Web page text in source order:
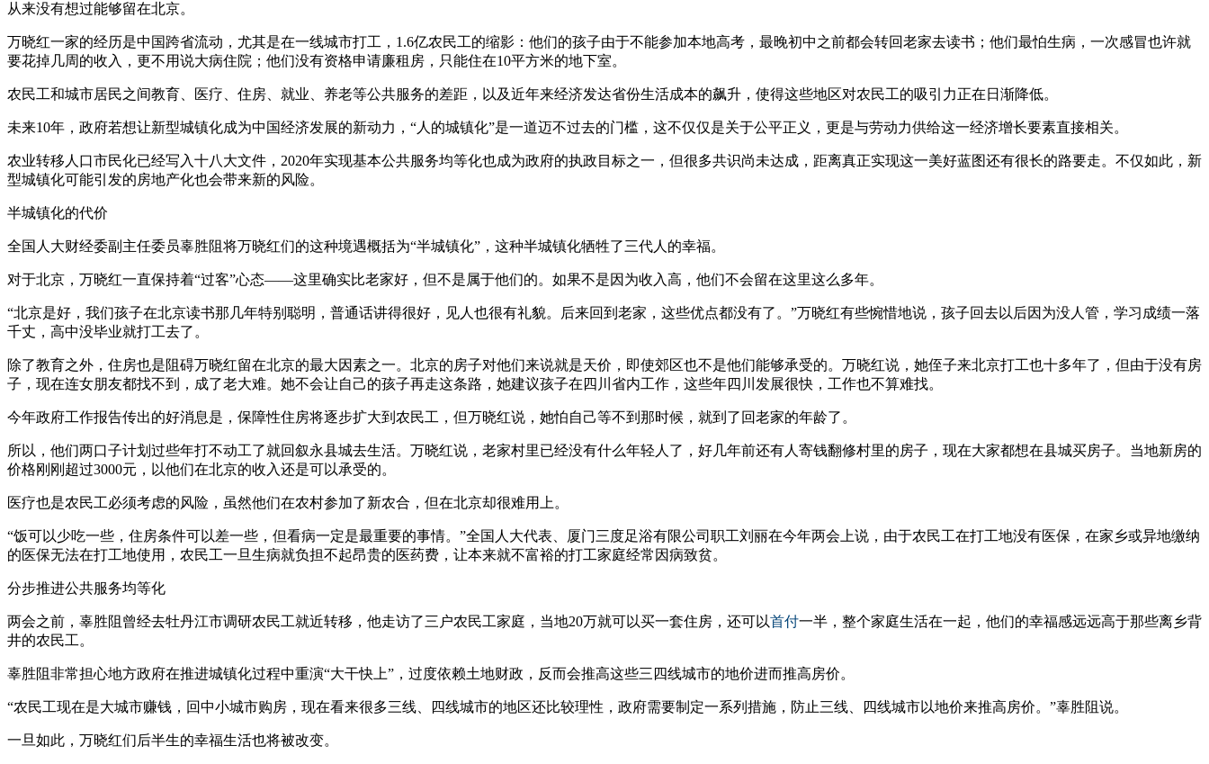
从来没有想过能够留在北京。
万晓红一家的经历是中国跨省流动，尤其是在一线城市打工，1.6亿农民工的缩影：他们的孩子由于不能参加本地高考，最晚初中之前都会转回老家去读书；他们最怕生病，一次感冒也许就
要花掉几周的收入，更不用说大病住院；他们没有资格申请廉租房，只能住在10平方米的地下室。
农民工和城市居民之间教育、医疗、住房、就业、养老等公共服务的差距，以及近年来经济发达省份生活成本的飙升，使得这些地区对农民工的吸引力正在日渐降低。
未来10年，政府若想让新型城镇化成为中国经济发展的新动力，“人的城镇化”是一道迈不过去的门槛，这不仅仅是关于公平正义，更是与劳动力供给这一经济增长要素直接相关。
农业转移人口市民化已经写入十八大文件，2020年实现基本公共服务均等化也成为政府的执政目标之一，但很多共识尚未达成，距离真正实现这一美好蓝图还有很长的路要走。不仅如此，新
型城镇化可能引发的房地产化也会带来新的风险。
半城镇化的代价
全国人大财经委副主任委员辜胜阻将万晓红们的这种境遇概括为“半城镇化”，这种半城镇化牺牲了三代人的幸福。
对于北京，万晓红一直保持着“过客”心态——这里确实比老家好，但不是属于他们的。如果不是因为收入高，他们不会留在这里这么多年。
“北京是好，我们孩子在北京读书那几年特别聪明，普通话讲得很好，见人也很有礼貌。后来回到老家，这些优点都没有了。”万晓红有些惋惜地说，孩子回去以后因为没人管，学习成绩一落
千丈，高中没毕业就打工去了。
除了教育之外，住房也是阻碍万晓红留在北京的最大因素之一。北京的房子对他们来说就是天价，即使郊区也不是他们能够承受的。万晓红说，她侄子来北京打工也十多年了，但由于没有房
子，现在连女朋友都找不到，成了老大难。她不会让自己的孩子再走这条路，她建议孩子在四川省内工作，这些年四川发展很快，工作也不算难找。
今年政府工作报告传出的好消息是，保障性住房将逐步扩大到农民工，但万晓红说，她怕自己等不到那时候，就到了回老家的年龄了。
所以，他们两口子计划过些年打不动工了就回叙永县城去生活。万晓红说，老家村里已经没有什么年轻人了，好几年前还有人寄钱翻修村里的房子，现在大家都想在县城买房子。当地新房的
价格刚刚超过3000元，以他们在北京的收入还是可以承受的。
医疗也是农民工必须考虑的风险，虽然他们在农村参加了新农合，但在北京却很难用上。
“饭可以少吃一些，住房条件可以差一些，但看病一定是最重要的事情。”全国人大代表、厦门三度足浴有限公司职工刘丽在今年两会上说，由于农民工在打工地没有医保，在家乡或异地缴纳
的医保无法在打工地使用，农民工一旦生病就负担不起昂贵的医药费，让本来就不富裕的打工家庭经常因病致贫。
分步推进公共服务均等化
两会之前，辜胜阻曾经去牡丹江市调研农民工就近转移，他走访了三户农民工家庭，当地20万就可以买一套住房，还可以首付一半，整个家庭生活在一起，他们的幸福感远远高于那些离乡背
井的农民工。
辜胜阻非常担心地方政府在推进城镇化过程中重演“大干快上”，过度依赖土地财政，反而会推高这些三四线城市的地价进而推高房价。
“农民工现在是大城市赚钱，回中小城市购房，现在看来很多三线、四线城市的地区还比较理性，政府需要制定一系列措施，防止三线、四线城市以地价来推高房价。”辜胜阻说。
一旦如此，万晓红们后半生的幸福生活也将被改变。